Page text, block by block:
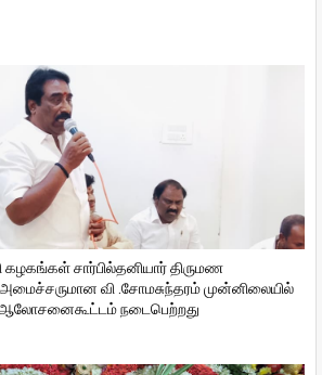
கழகங்கள் சார்பில்தனியார் திருமண
வி ‌.சோமசுந்தரம் முன்னிலையில்
ஆலோசனைகூட்டம் நடைபெற்றது